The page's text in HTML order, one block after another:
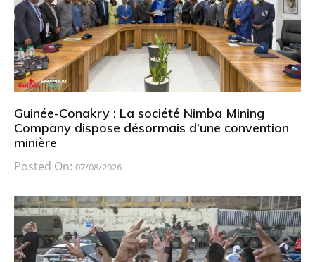
Guinée-Conakry : La société Nimba Mining
Company dispose désormais d’une convention
minière
Posted On: 07/08/2026